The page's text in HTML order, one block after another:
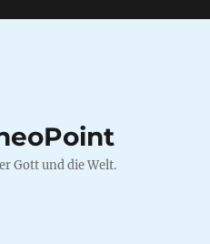
Gott und die Welt.